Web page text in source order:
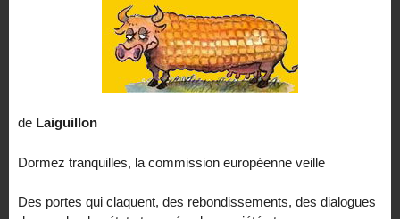
de Laiguillon
Dormez tranquilles, la commission européenne veille
Des portes qui claquent, des rebondissements, des dialogues